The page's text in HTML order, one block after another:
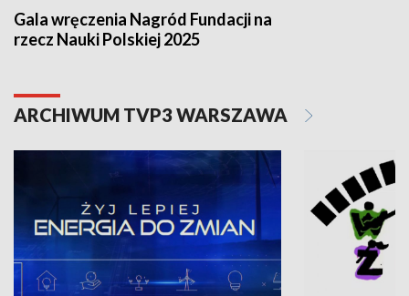
Gala wręczenia Nagród Fundacji na
rzecz Nauki Polskiej 2025
ARCHIWUM TVP3 WARSZAWA